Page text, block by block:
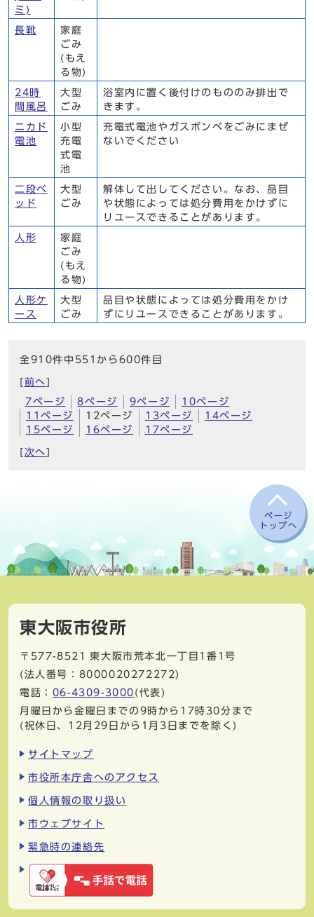
ミ)
長靴
家庭
ごみ
(もえ
る物)
24時
間風呂
大型
ごみ
浴室内に置く後付けのもののみ排出で
きます。
ニカド
電池
小型
充電
式電
池
充電式電池やガスボンベをごみにまぜ
ないでください
二段ベ
ッド
大型
ごみ
解体して出してください。なお、品目
や状態によっては処分費用をかけずに
リユースできることがあります。
人形
家庭
ごみ
(もえ
る物)
人形ケ
ース
大型
ごみ
品目や状態によっては処分費用をかけ
ずにリユースできることがあります。
全910件中551から600件目
前へ
7ページ
8ページ 9ページ
10ページ
11ページ
12ページ 13ページ
14ページ
15ページ
16ページ 17ページ
次へ
ページ
トップへ
東大阪市役所
〒577-8521
東大阪市荒本北一丁目1番1号
(法人番号：8000020272272)
電話： 06-4309-3000 (代表)
月曜日から金曜日までの9時から17時30分まで
(祝休日、12月29日から1月3日までを除く)
サイトマップ
市役所本庁舎へのアクセス
個人情報の取り扱い
市ウェブサイト
緊急時の連絡先